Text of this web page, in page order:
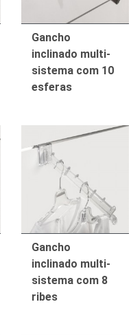
Gancho
inclinado multi-
sistema com 10
esferas
Gancho
inclinado multi-
sistema com 8
ribes